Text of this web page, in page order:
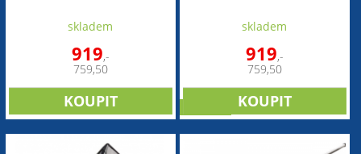
skladem
919,-
759,50
skladem
919,-
759,50